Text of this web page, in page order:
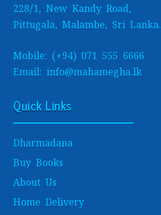
228/1, New Kandy Road,
Pittugala, Malambe, Sri Lanka.
Mobile: (+94) 071 555 6666
Email: info@mahamegha.lk
Quick Links
Dharmadana
Buy Books
About Us
Home Delivery